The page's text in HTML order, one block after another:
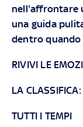
nell'affrontare
una guida
dentro
RIVIVI LE
LA
TUTTI I TEMPI